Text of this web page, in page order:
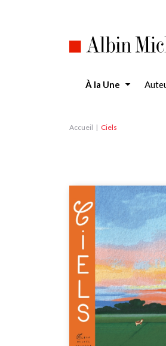
À la Une
Accueil Ciels